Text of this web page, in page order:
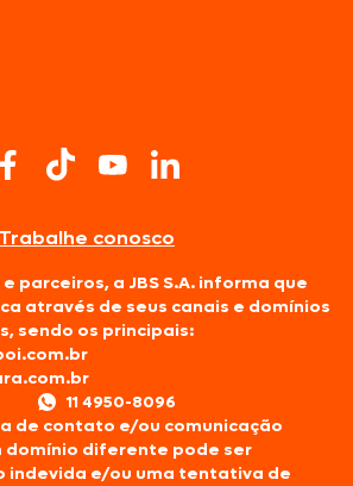
Trabalhe conosco
parceiros, a JBS S.A. informa que
através de seus canais e domínios
sendo os principais:
11 4950-8096
de contato e/ou comunicação
domínio diferente pode ser
indevida e/ou uma tentativa de